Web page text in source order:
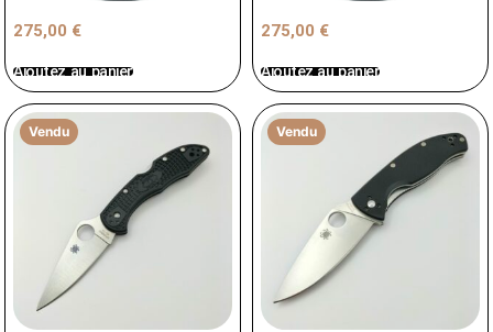
275,00 €
Ajoutez au panier
275,00 €
Ajoutez au panier
Vendu Vendu